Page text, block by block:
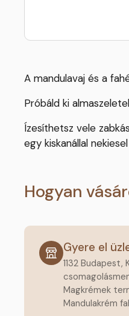
A mandulavaj és a
Próbáld ki
Ízesíthetsz vele
egy kiskanállal
Hogyan
Gyere el
1132 Budapest,
Magkrémek
Mandulakrém